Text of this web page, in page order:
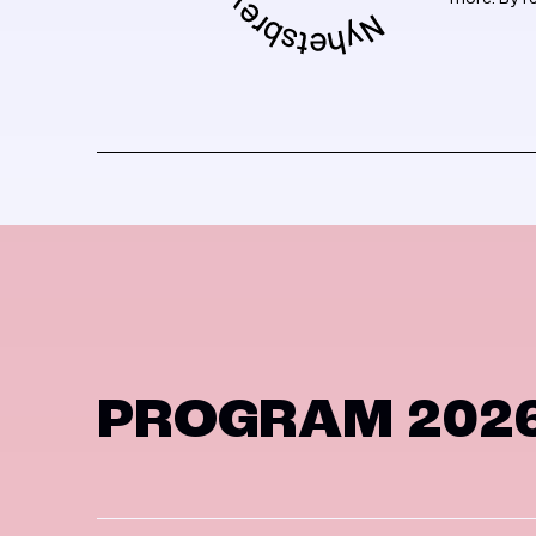
PROGRAM